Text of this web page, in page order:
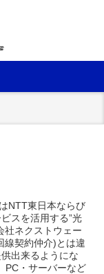
NTT東日本ならび
スを活用する”光
社ネクストウェー
線契約仲介)とは違
出来るようにな
PC・サーバーなど